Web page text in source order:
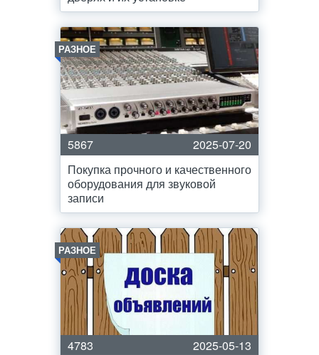
РАЗНОЕ
5867
2025-07-20
Покупка прочного и качественного
оборудования для звуковой
записи
РАЗНОЕ
4783
2025-05-13